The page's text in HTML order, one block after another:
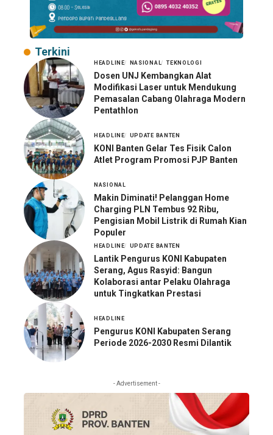
Terkini
HEADLINE NASIONAL TEKNOLOGI
Dosen UNJ Kembangkan Alat
Modifikasi Laser untuk Mendukung
Pemasalan Cabang Olahraga Modern
Pentathlon
HEADLINE UPDATE BANTEN
KONI Banten Gelar Tes Fisik Calon
Atlet Program Promosi PJP Banten
NASIONAL
Makin Diminati! Pelanggan Home
Charging PLN Tembus 92 Ribu,
Pengisian Mobil Listrik di Rumah Kian
Populer
HEADLINE UPDATE BANTEN
Lantik Pengurus KONI Kabupaten
Serang, Agus Rasyid: Bangun
Kolaborasi antar Pelaku Olahraga
untuk Tingkatkan Prestasi
HEADLINE
Pengurus KONI Kabupaten Serang
Periode 2026-2030 Resmi Dilantik
- Advertisement -